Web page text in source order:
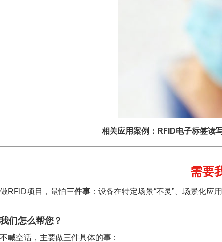
相关应用案例：RFID电子标签读
需要
做RFID项目，最怕三件事 ：设备在特定场景“不灵”、场景化
我们怎么帮您？
不喊空话，主要做三件具体的事：